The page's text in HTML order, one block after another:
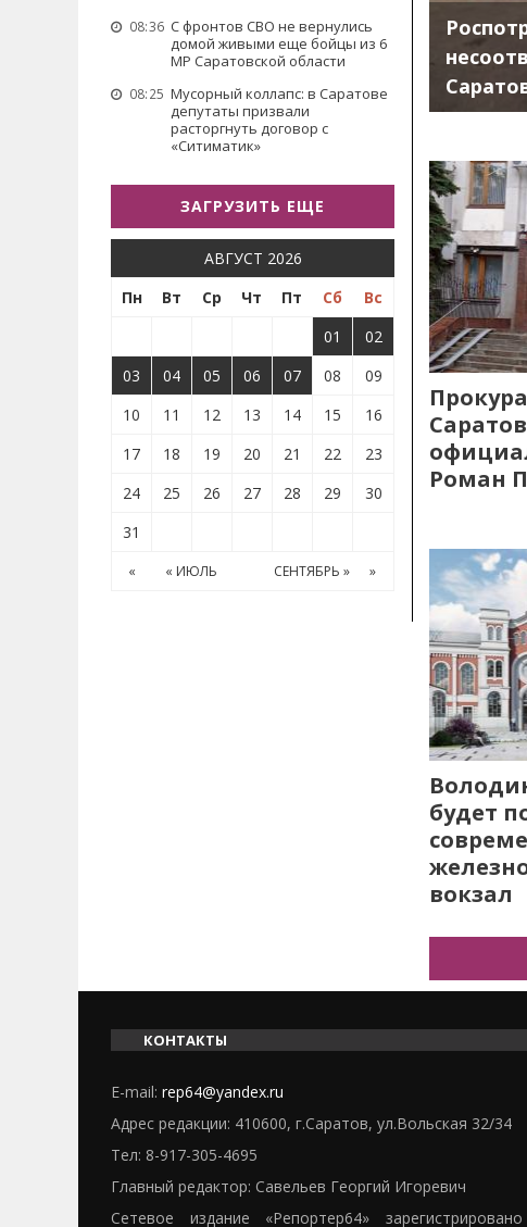
08:36 С фронтов СВО не вернулись
домой живыми еще бойцы из 6
МР Саратовской области
08:25 Мусорный коллапс: в Саратове
депутаты призвали
расторгнуть договор с
«Ситиматик»
ЗАГРУЗИТЬ ЕЩЕ
АВГУСТ 2026
Пн
Вт Ср Чт Пт Сб
Вс
01
02
03
04 05 06 07 08
09
10
11 12 13 14 15
16
17
18 19 20 21 22
23
24
25 26 27 28 29
30
31
« « ИЮЛЬ СЕНТЯБРЬ » »
Роман
будет
вокзал
КОНТАКТЫ
E-mail: rep64@yandex.ru
Адрес редакции: 410600, г.Саратов, ул.Вольская 32/34
Тел: 8-917-305-4695
Главный редактор: Савельев Георгий Игоревич
Сетевое издание «Репортер64»